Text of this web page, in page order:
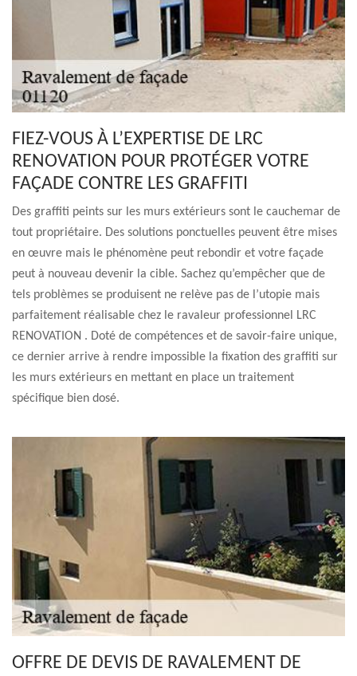
FIEZ-VOUS À L’EXPERTISE DE LRC
RENOVATION POUR PROTÉGER VOTRE
FAÇADE CONTRE LES GRAFFITI
Des graffiti peints sur les murs extérieurs sont le cauchemar de
tout propriétaire. Des solutions ponctuelles peuvent être mises
en œuvre mais le phénomène peut rebondir et votre façade
peut à nouveau devenir la cible. Sachez qu’empêcher que de
tels problèmes se produisent ne relève pas de l’utopie mais
parfaitement réalisable chez le ravaleur professionnel LRC
RENOVATION . Doté de compétences et de savoir-faire unique,
ce dernier arrive à rendre impossible la fixation des graffiti sur
les murs extérieurs en mettant en place un traitement
spécifique bien dosé.
OFFRE DE DEVIS DE RAVALEMENT DE